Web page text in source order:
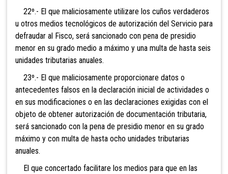
22º.- El que maliciosamente utilizare los cuños verdaderos
u otros medios tecnológicos de autorización del Servicio para
defraudar al Fisco, será sancionado con pena de presidio
menor en su grado medio a máximo y una multa de hasta seis
unidades tributarias anuales.
23º.- El que maliciosamente proporcionare datos o
antecedentes falsos en la declaración inicial de actividades o
en sus modificaciones o en las declaraciones exigidas con el
objeto de obtener autorización de documentación tributaria,
será sancionado con la pena de presidio menor en su grado
máximo y con multa de hasta ocho unidades tributarias
anuales.
El que concertado facilitare los medios para que en las